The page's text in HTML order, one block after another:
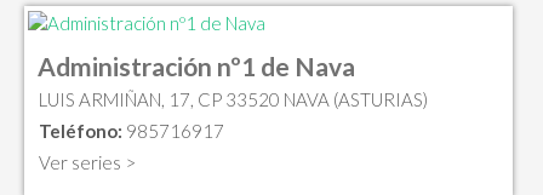
Administración nº1 de Nava
LUIS ARMIÑAN, 17, CP 33520 NAVA (ASTURIAS)
Teléfono: 985716917
Ver series >